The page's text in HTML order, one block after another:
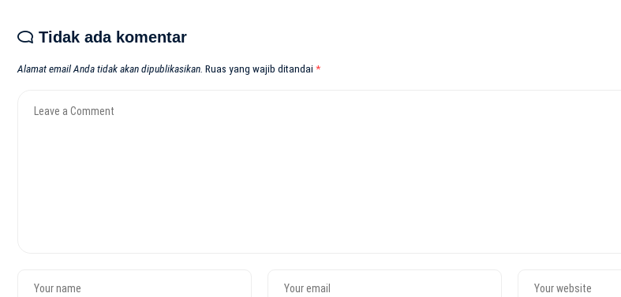
Tidak ada komentar
Alamat email Anda tidak akan dipublikasikan. Ruas yang wajib ditandai*